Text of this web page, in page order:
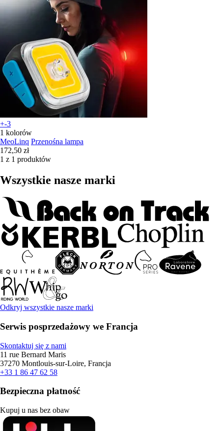
+-3
1 kolorów
MeoLinq Przenośna lampa
172,50 zł
1 z 1 produktów
Wszystkie nasze marki
Odkryj wszystkie nasze marki
Serwis posprzedażowy we Francja
Skontaktuj się z nami
11 rue Bernard Maris
37270 Montlouis-sur-Loire, Francja
+33 1 86 47 62 58
Bezpieczna płatność
Kupuj u nas bez obaw